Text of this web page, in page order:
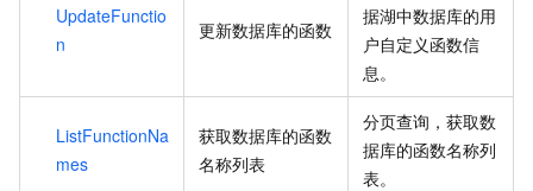
UpdateFunctio
n
更新数据库的函数
据湖中数据库的用
户自定义函数信
息。
ListFunctionNa
mes
获取数据库的函数
名称列表
分页查询，获取数
据库的函数名称列
表。